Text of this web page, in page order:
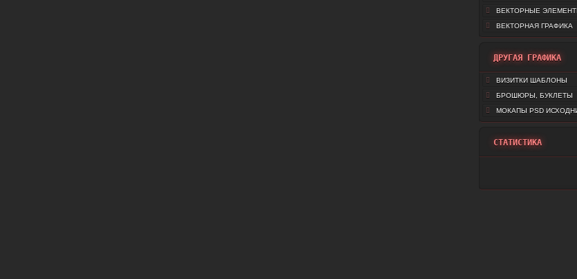
ВЕКТОРНЫЕ
ВЕКТОРНАЯ ГРАФИКА
ДРУГАЯ ГРАФИКА
ВИЗИТКИ ШАБЛОНЫ
БРОШЮРЫ, БУКЛЕТЫ
МОКАПЫ PSD
СТАТИСТИКА